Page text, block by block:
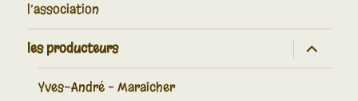
l’association
les producteurs
Yves-André – Maraîcher